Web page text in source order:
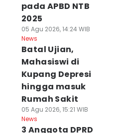
pada APBD NTB
2025
05 Agu 2026, 14:24 WIB
News
Batal Ujian,
Mahasiswi di
Kupang Depresi
hingga masuk
Rumah Sakit
05 Agu 2026, 15:21 WIB
News
3 Anggota DPRD